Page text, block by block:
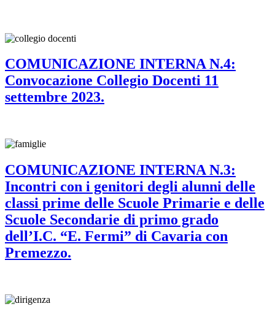
COMUNICAZIONE INTERNA N.4:
Convocazione Collegio Docenti 11
settembre 2023.
COMUNICAZIONE INTERNA N.3:
Incontri con i genitori degli alunni delle
classi prime delle Scuole Primarie e delle
Scuole Secondarie di primo grado
dell’I.C. “E. Fermi” di Cavaria con
Premezzo.